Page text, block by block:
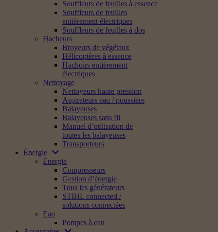
Souffleurs de feuilles à essence
Souffleurs de feuilles
entièrement électriques
Souffleurs de feuilles à dos
Hacheurs
Broyeurs de végétaux
Hélicoptères à essence
Hachoirs entièrement
électriques
Nettoyage
Nettoyeurs haute pression
Aspirateurs eau / poussière
Balayeuses
Balayeuses sans fil
Manuel d’utilisation de
toutes les balayeuses
Transporteurs
Énergie
Énergie
Compresseurs
Gestion d’énergie
Tous les générateurs
STIHL connected /
solutions connectées
Eau
Pompes à eau